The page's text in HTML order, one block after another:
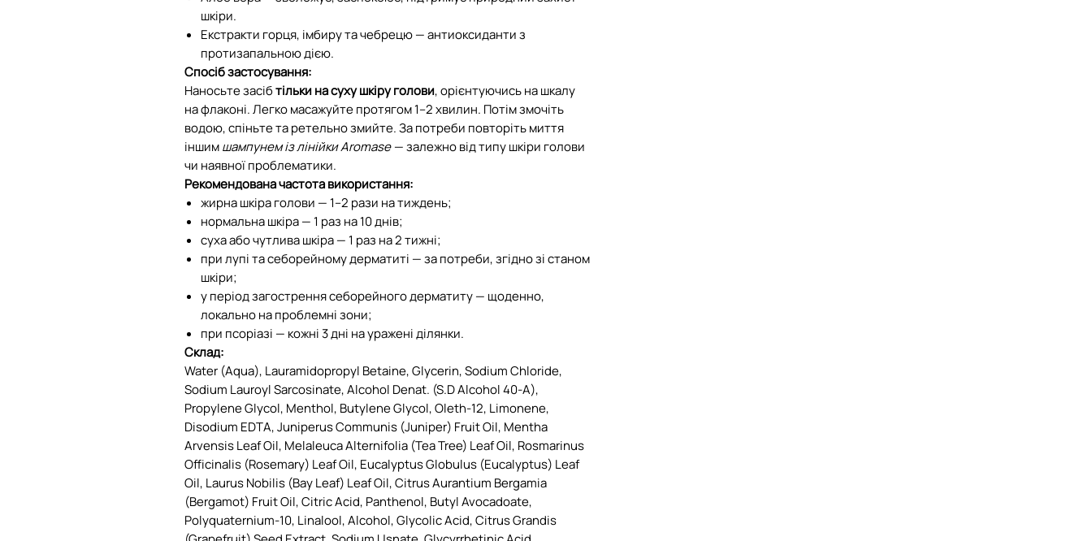
шкіри.
Екстракти горця, імбиру та чебрецю — антиоксиданти з
протизапальною дією.
Спосіб застосування:
Наносьте засібтільки на суху шкіру голови, орієнтуючись на шкалу
на флаконі. Легко масажуйте протягом 1–2 хвилин. Потім змочіть
водою, спіньте та ретельно змийте. За потреби повторіть миття
іншимшампунем із лінійки Aromase — залежно від типу шкіри голови
чи наявної проблематики.
Рекомендована частота використання:
жирна шкіра голови — 1–2 рази на тиждень;
нормальна шкіра — 1 раз на 10 днів;
суха або чутлива шкіра — 1 раз на 2 тижні;
при лупі та себорейному дерматиті — за потреби, згідно зі станом
шкіри;
у період загострення себорейного дерматиту — щоденно,
локально на проблемні зони;
при псоріазі — кожні 3 дні на уражені ділянки.
Склад:
Water (Aqua), Lauramidopropyl Betaine, Glycerin, Sodium Chloride,
Sodium Lauroyl Sarcosinate, Alcohol Denat. (S.D Alcohol 40-A),
Propylene Glycol, Menthol, Butylene Glycol, Oleth-12, Limonene,
Disodium EDTA, Juniperus Communis (Juniper) Fruit Oil, Mentha
Arvensis Leaf Oil, Melaleuca Alternifolia (Tea Tree) Leaf Oil, Rosmarinus
Officinalis (Rosemary) Leaf Oil, Eucalyptus Globulus (Eucalyptus) Leaf
Oil, Laurus Nobilis (Bay Leaf) Leaf Oil, Citrus Aurantium Bergamia
(Bergamot) Fruit Oil, Citric Acid, Panthenol, Butyl Avocadoate,
Polyquaternium-10, Linalool, Alcohol, Glycolic Acid, Citrus Grandis